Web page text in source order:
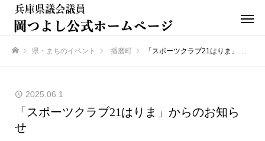
県・まちのイベント 播磨町 「スポーツクラブ21はりま」からのお知らせ
2025.06.1
「スポーツクラブ21はりま」からのお知ら
せ